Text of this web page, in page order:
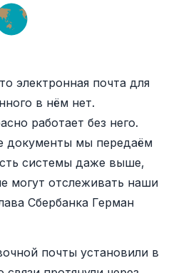
электронная почта для
в нём нет.
работает без него.
документы мы передаём
системы даже выше,
могут отслеживать наши
Сбербанка Герман
почты установили в